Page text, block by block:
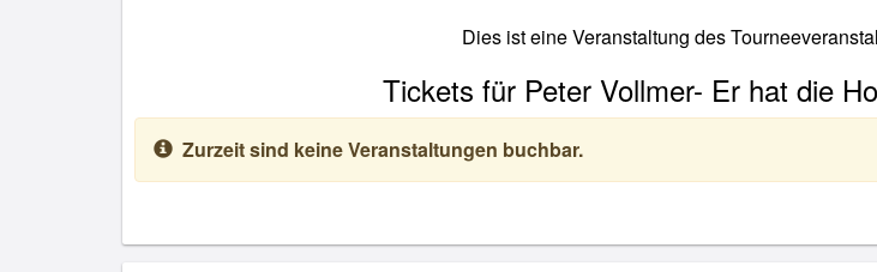
Dies ist eine Veranstaltung des
Tickets für Peter Vollmer- Er hat die
Zurzeit sind keine Veranstaltungen buchbar.